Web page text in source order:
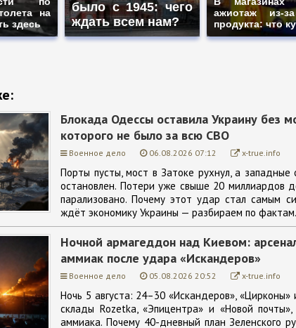
на
здесь
было с 1945: чего
ждать всем нам?
ажиотаж из-
продукта: что
Блокада Одессы оставила Украину без
которого не было за всю СВО
Военное дело 06.08.2026 07:12 x-true.info
Порты пусты, мост в Затоке рухнул, а
остановлен. Потери уже свыше 20 миллиардов
парализовано. Почему этот удар стал самым
ждёт экономику Украины — разбираем по фактам.
Ночной армагеддон над Киевом:
аммиак после удара «Искандеров»
Военное дело 05.08.2026 20:52 x-true.info
Ночь 5 августа: 24–30 «Искандеров»,
склады Rozetka, «Эпицентра» и «Новой
аммиака. Почему 40-дневный план Зеленского